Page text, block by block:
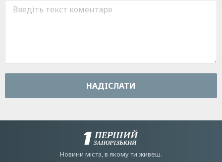
НАДIСЛАТИ
Новини мiста, в якому ти живеш.